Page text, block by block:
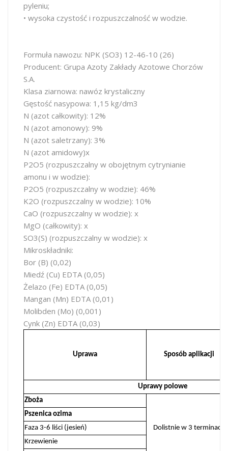
pyleniu;
• wysoka czystość i rozpuszczalność w wodzie.
Formuła nawozu: NPK (SO3) 12-46-10 (26)
Producent: Grupa Azoty Zakłady Azotowe Chorzów
S.A.
Klasa ziarnowa: nawóz krystaliczny
Gęstość nasypowa: 1,15 kg/dm3
N (azot całkowity): 12%
N (azot amonowy): 9%
N (azot saletrzany): 3%
N (azot amidowy)x
P2O5 (rozpuszczalny w obojętnym cytrynianie
amonu i w wodzie):
P2O5 (rozpuszczalny w wodzie): 46%
K2O (rozpuszczalny w wodzie): 10%
CaO (rozpuszczalny w wodzie): x
MgO (całkowity): x
SO3(S) (rozpuszczalny w wodzie): x
Mikroskładniki:
Bor (B) (0,02)
Miedź (Cu) EDTA (0,05)
Żelazo (Fe) EDTA (0,05)
Mangan (Mn) EDTA (0,01)
Molibden (Mo) (0,001)
Cynk (Zn) EDTA (0,03)
Uprawa Sposób aplikacji
Uprawy polowe
Zboża
Dolistnie w 3 terminach
Pszenica ozima
Faza 3-6 liści (jesień)
Krzewienie